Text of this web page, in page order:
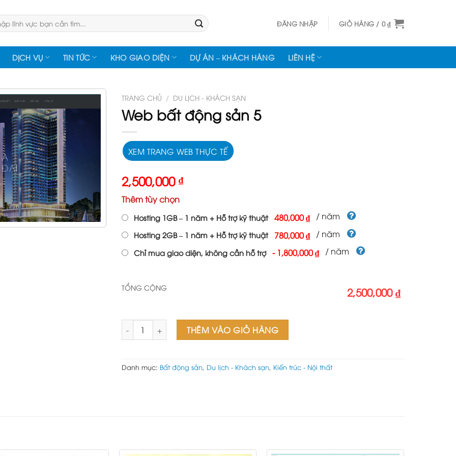
ĐĂNG NHẬP GIỎ HÀNG / 0₫
DỊCH VỤ TIN TỨC KHO GIAO DIỆN DỰ ÁN – KHÁCH HÀNG LIÊN HỆ
TRANG CHỦ / DU LỊCH - KHÁCH SẠN
Web bất động sản 5
XEM TRANG WEB THỰC TẾ
2,500,000 ₫
Thêm tùy chọn
Hosting 1GB – 1 năm + Hỗ trợ kỹ thuật 480,000 ₫ / năm
Hosting 2GB – 1 năm + Hỗ trợ kỹ thuật 780,000 ₫ / năm
Chỉ mua giao diện, không cần hỗ trợ -1,800,000 ₫ / năm
TỔNG CỘNG 2,500,000 ₫
Web bất động sản 5 số lượngTHÊM VÀO GIỎ HÀNG
Danh mục: Bất động sản Du lịch - Khách sạn Kiến trúc - Nội thất